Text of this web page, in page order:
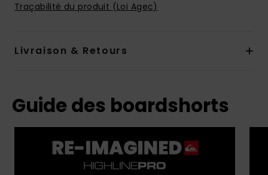
Traçabilité du produit (Loi Agec)
Livraison & Retours
Guide des boardshorts